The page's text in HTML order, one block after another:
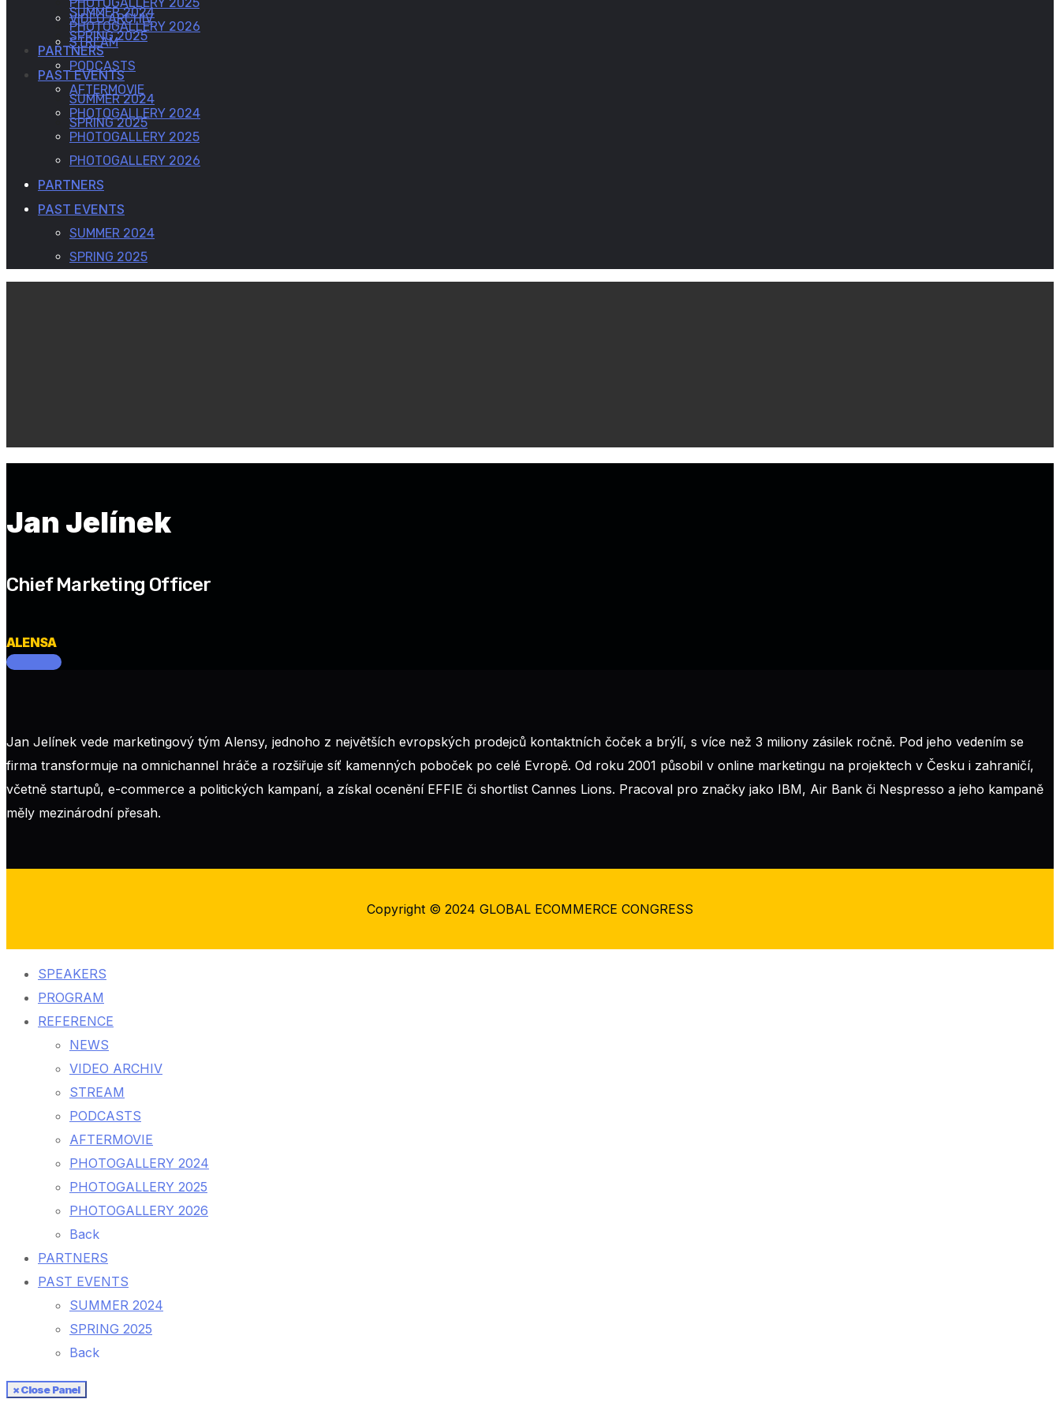
SUMMER 2024
SPRING 2025
PHOTOGALLERY 2026
PARTNERS
PAST EVENTS
SUMMER 2024
SPRING 2025
VIDEO ARCHIV
STREAM
PODCASTS
AFTERMOVIE
PHOTOGALLERY 2024
PHOTOGALLERY 2025
PHOTOGALLERY 2026
PARTNERS
PAST EVENTS
SUMMER 2024
SPRING 2025
Jan Jelínek
Chief Marketing Officer
ALENSA
Jan Jelínek vede marketingový tým Alensy, jednoho z největších evropských prodejců kontaktních čoček a brýlí, s více než 3 miliony zásilek ročně. Pod jeho vedením se
firma transformuje na omnichannel hráče a rozšiřuje síť kamenných poboček po celé Evropě. Od roku 2001 působil v online marketingu na projektech v Česku i zahraničí,
včetně startupů, e-commerce a politických kampaní, a získal ocenění EFFIE či shortlist Cannes Lions. Pracoval pro značky jako IBM, Air Bank či Nespresso a jeho kampaně
měly mezinárodní přesah.
Copyright © 2024 GLOBAL ECOMMERCE CONGRESS
SPEAKERS
PROGRAM
REFERENCE
NEWS
VIDEO ARCHIV
STREAM
PODCASTS
AFTERMOVIE
PHOTOGALLERY 2024
PHOTOGALLERY 2025
PHOTOGALLERY 2026
Back
PARTNERS
PAST EVENTS
SUMMER 2024
SPRING 2025
Back
× Close Panel